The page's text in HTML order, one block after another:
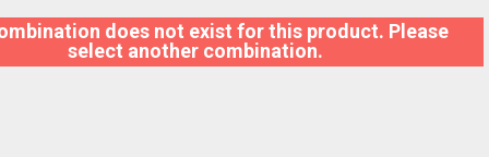
does not exist for this product. Please
select another combination.